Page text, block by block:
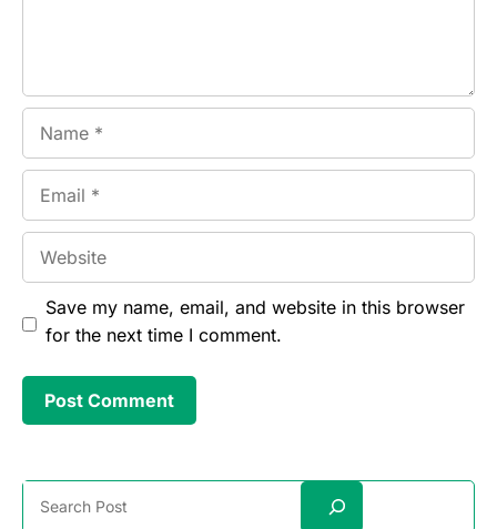
Save my name, email, and website in this browser
for the next time I comment.
Search